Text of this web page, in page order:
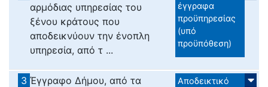
αρμόδιας υπηρεσίας του
ξένου κράτους που
αποδεικνύουν την ένοπλη
υπηρεσία, από τ ...
έγγραφα
προϋπηρεσίας
(υπό
προϋπόθεση)
3 Έγγραφο Δήμου, από τα
Αποδεικτικό